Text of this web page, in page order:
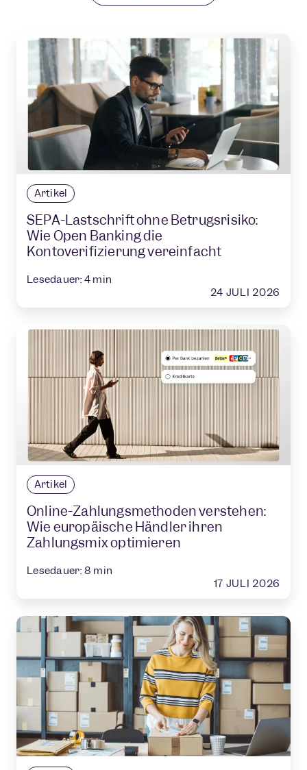
Reisen
Buchungen ohne Wartezeiten
Versorger
Betrugssichere Vertragsabschlüsse
Gaming
Zahlungen für ein erstklassiges
Spielerlebnis
Artikel
SEPA-Lastschrift ohne Betrugsrisiko:
Wie Open Banking die
Kontoverifizierung vereinfacht
Lesedauer: 4 min
24 JULI 2026
Artikel
Online-Zahlungsmethoden verstehen:
Wie europäische Händler ihren
Zahlungsmix optimieren
Lesedauer: 8 min
17 JULI 2026